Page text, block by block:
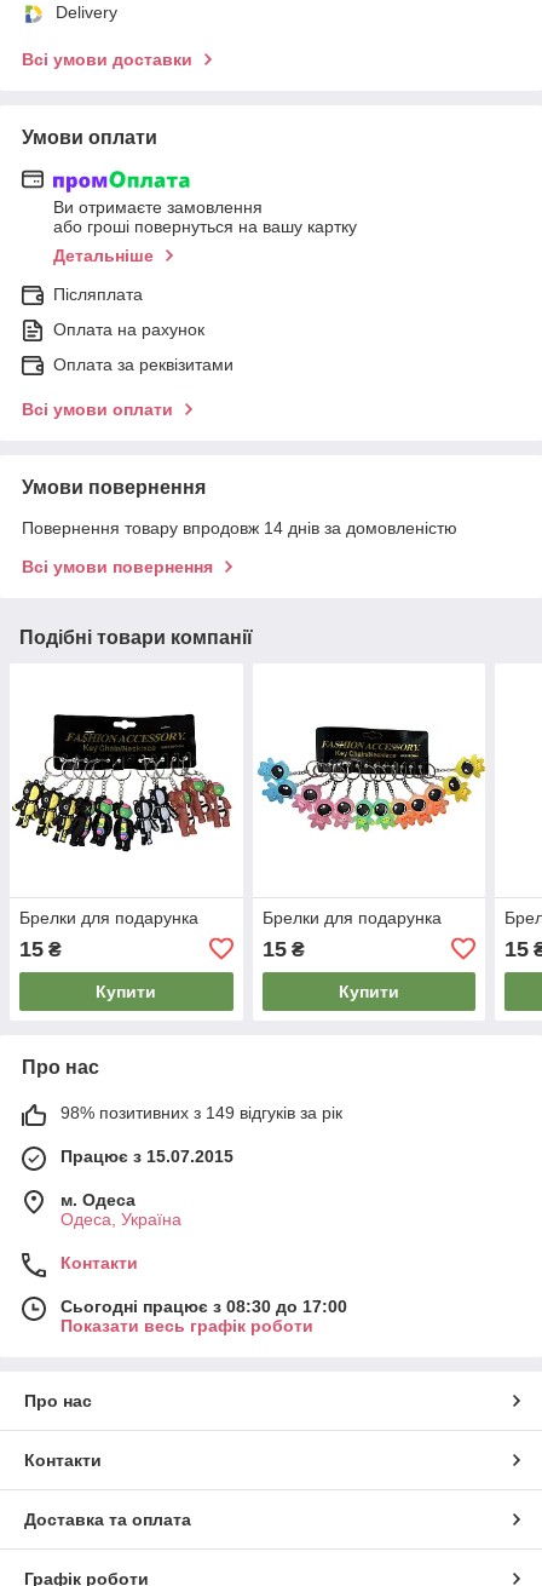
Delivery
Всі умови доставки
Умови оплати
Ви отримаєте замовлення
або гроші повернуться на вашу картку
Детальніше
Післяплата
Оплата на рахунок
Оплата за реквізитами
Всі умови оплати
Умови повернення
Повернення товару впродовж 14 днів за домовленістю
Всі умови повернення
Подібні товари компанії
Брелки для подарунка
15 ₴
Купити
Брелки для подарунка
15₴
Купити
15
Про нас
98% позитивних з 149 відгуків за рік
Працює з 15.07.2015
м. Одеса
Одеса, Україна
Контакти
Сьогодні працює з 08:30 до 17:00
Показати весь графік роботи
Про нас
Контакти
Доставка та оплата
Графік роботи